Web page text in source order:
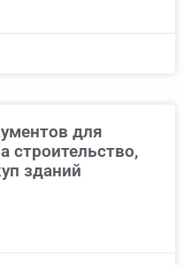
для
строительство,
зданий